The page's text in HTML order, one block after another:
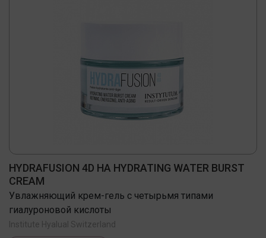
HYDRAFUSION 4D HA HYDRATING WATER BURST
CREAM
Увлажняющий крем-гель с четырьмя типами
гиалуроновой кислоты
Institute Hyalual Switzerland